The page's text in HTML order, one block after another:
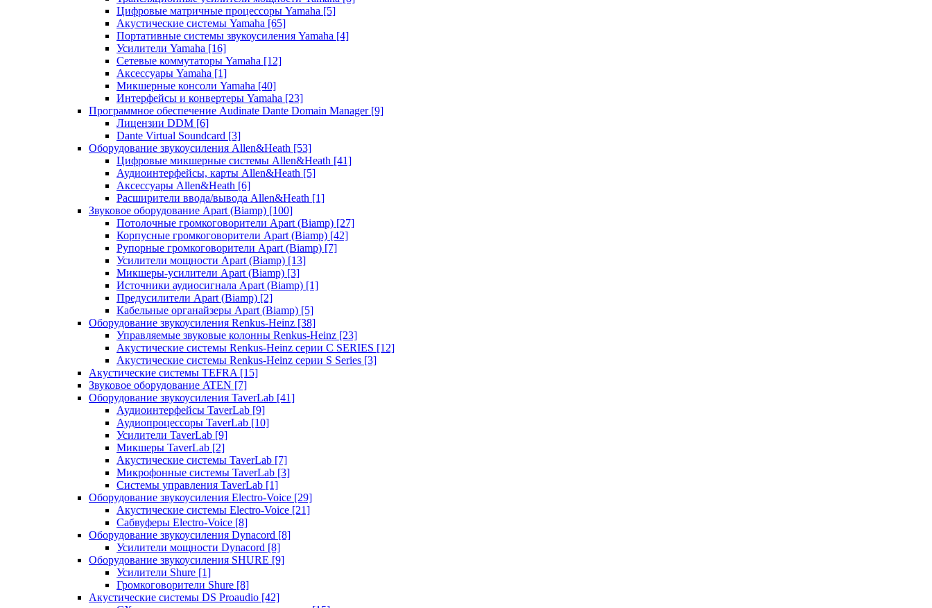
Цифровые матричные процессоры Yamaha [5]
Акустические системы Yamaha [65]
Портативные системы звукоусиления Yamaha [4]
Усилители Yamaha [16]
Сетевые коммутаторы Yamaha [12]
Аксессуары Yamaha [1]
Микшерные консоли Yamaha [40]
Интерфейсы и конвертеры Yamaha [23]
Программное обеспечение Audinate Dante Domain Manager [9]
Лицензии DDM [6]
Dante Virtual Soundcard [3]
Оборудование звукоусиления Allen&Heath [53]
Цифровые микшерные системы Allen&Heath [41]
Аудиоинтерфейсы, карты Allen&Heath [5]
Аксессуары Allen&Heath [6]
Расширители ввода/вывода Allen&Heath [1]
Звуковое оборудование Apart (Biamp) [100]
Потолочные громкоговорители Apart (Biamp) [27]
Корпусные громкоговорители Apart (Biamp) [42]
Рупорные громкоговорители Apart (Biamp) [7]
Усилители мощности Apart (Biamp) [13]
Микшеры-усилители Apart (Biamp) [3]
Источники аудиосигнала Apart (Biamp) [1]
Предусилители Apart (Biamp) [2]
Кабельные органайзеры Apart (Biamp) [5]
Оборудование звукоусиления Renkus-Heinz [38]
Управляемые звуковые колонны Renkus-Heinz [23]
Акустические системы Renkus-Heinz серии C SERIES [12]
Акустические системы Renkus-Heinz серии S Series [3]
Акустические системы TEFRA [15]
Звуковое оборудование ATEN [7]
Оборудование звукоусиления TaverLab [41]
Аудиоинтерфейсы TaverLab [9]
Аудиопроцессоры TaverLab [10]
Усилители TaverLab [9]
Микшеры TaverLab [2]
Акустические системы TaverLab [7]
Микрофонные системы TaverLab [3]
Системы управления TaverLab [1]
Оборудование звукоусиления Electro-Voice [29]
Акустические системы Electro-Voice [21]
Сабвуферы Electro-Voice [8]
Оборудование звукоусиления Dynacord [8]
Усилители мощности Dynacord [8]
Оборудование звукоусиления SHURE [9]
Усилители Shure [1]
Громкоговорители Shure [8]
Акустические системы DS Proaudio [42]